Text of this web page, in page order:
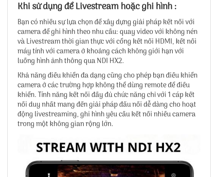
Khi sử dụng để Livestream hoặc ghi hình :
Bạn có nhiều sự lựa chọn để xây dựng giải pháp kết nối với
camera để ghi hình theo nhu cầu: quay video với không nén
và Livestream thời gian thực với cổng kết nối HDMI, kết nối
máy tính với camera ở khoảng cách không giới hạn với
luồng hình ảnh thông qua NDI HX2.
Khả năng điều khiển đa dạng cũng cho phép bạn điều khiển
camera ở các trường hợp không thể dùng remote để điều
khiển. Tính năng kết nối đầy đủ chức năng chỉ với 1 cáp kết
nối duy nhất mang đến giải pháp đấu nối dễ dàng cho hoạt
động livestreaming, ghi hình yêu cầu kết nối nhiều camera
trong một không gian rộng lớn.